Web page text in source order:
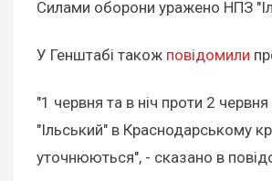
Силами оборони уражено НПЗ
У Генштабі також повідомили
"1 червня та в ніч проти 2
"Ільський" в Краснодарському
уточнюються", - сказано в